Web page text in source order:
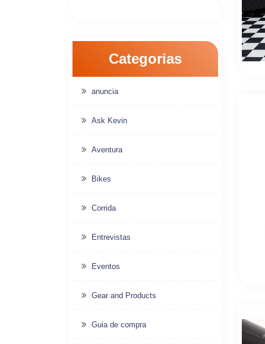
Categorias
anuncia
Ask Kevin
Aventura
Bikes
Corrida
Entrevistas
Eventos
Gear and Products
Guia de compra